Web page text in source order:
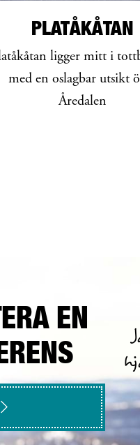
PLATÅKÅTAN
ligger mitt i
med en oslagbar utsikt
Åredalen
EN